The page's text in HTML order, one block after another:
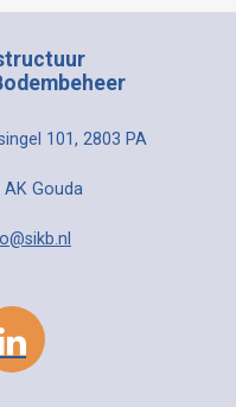
101, 2803 PA
AK Gouda